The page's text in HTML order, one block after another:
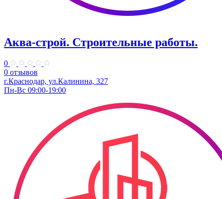
Аква-строй. Строительные работы.
0
0 отзывов
г.Краснодар, ул.Калинина, 327
Пн-Вс 09:00-19:00